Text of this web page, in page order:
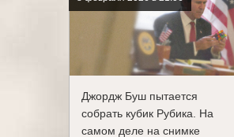
Джордж Буш пытается
собрать кубик Рубика. На
самом деле на снимке